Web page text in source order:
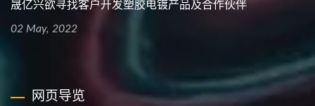
晟亿兴欲寻找客户开发塑胶电镀产品及合作伙伴
02 May, 2022
网页导览